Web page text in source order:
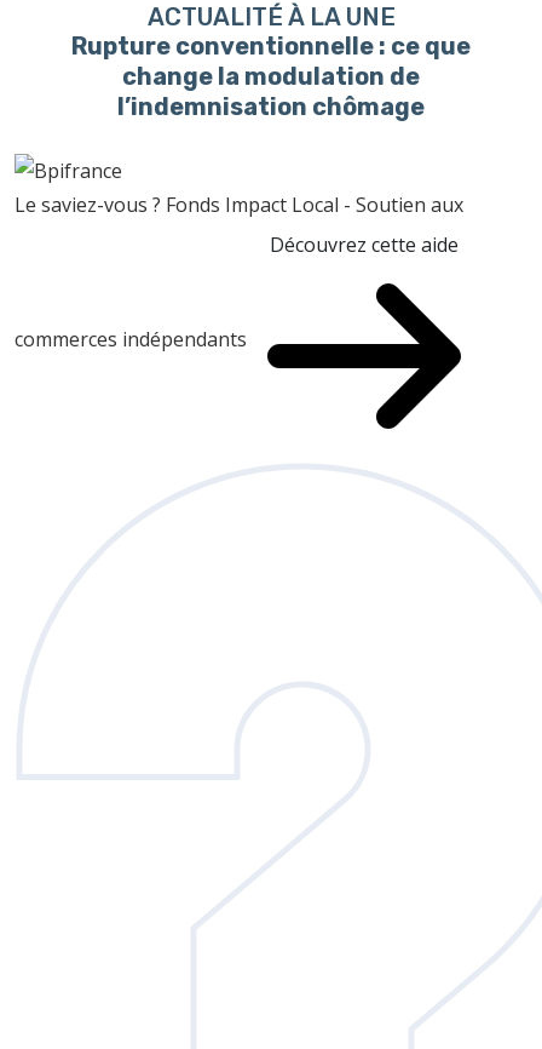
ACTUALITÉ À LA UNE
Rupture conventionnelle : ce que
change la modulation de
l’indemnisation chômage
Le saviez-vous ? Fonds Impact Local - Soutien aux
commerces indépendants
Découvrez cette aide